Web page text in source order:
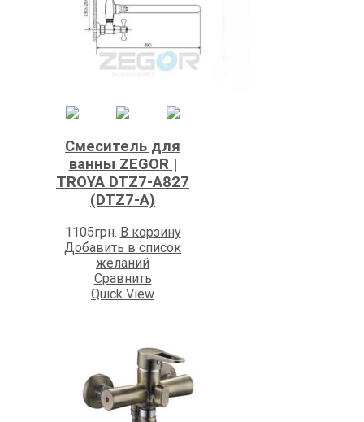
Смеситель для
ванны ZEGOR |
TROYA DTZ7-А827
(DTZ7-A)
1105грн. В корзину
Добавить в список
желаний
Сравнить
Quick View